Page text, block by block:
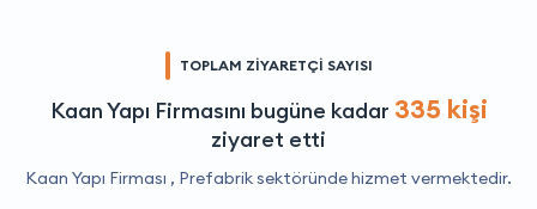
TOPLAM ZİYARETÇİ SAYISI
Kaan Yapı Firmasını bugüne kadar 335 kişi
ziyaret etti
Kaan Yapı Firması , Prefabriksektöründe hizmet vermektedir.